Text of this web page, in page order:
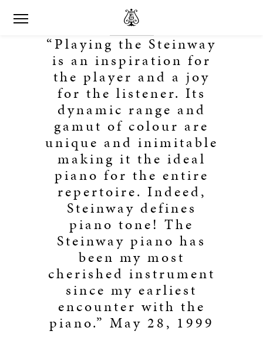
“Playing the Steinway
is an inspiration for
the player and a joy
for the listener. Its
dynamic range and
gamut of colour are
unique and inimitable
making it the ideal
piano for the entire
repertoire. Indeed,
Steinway defines
piano tone! The
Steinway piano has
been my most
cherished instrument
since my earliest
encounter with the
piano.” May 28, 1999